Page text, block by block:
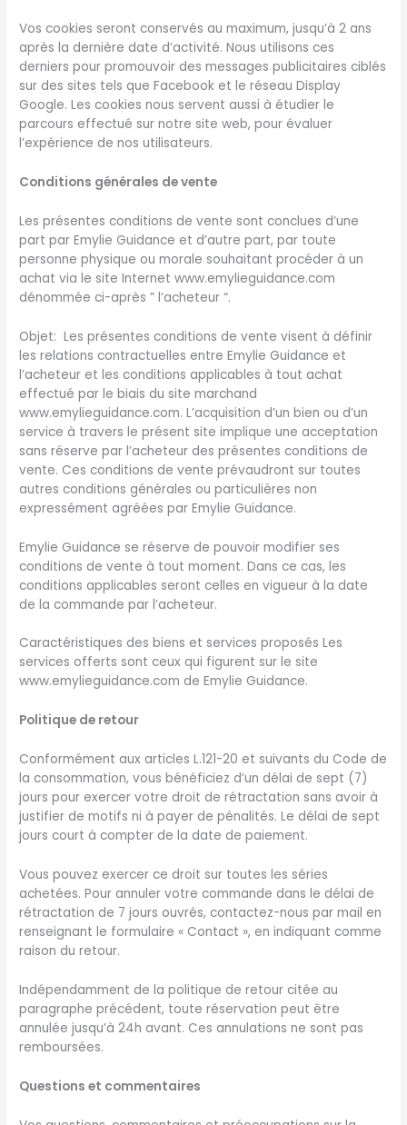
Vos cookies seront conservés au maximum, jusqu’à 2 ans
après la dernière date d’activité. Nous utilisons ces
derniers pour promouvoir des messages publicitaires ciblés
sur des sites tels que Facebook et le réseau Display
Google. Les cookies nous servent aussi à étudier le
parcours effectué sur notre site web, pour évaluer
l’expérience de nos utilisateurs.
Conditions générales de vente
Les présentes conditions de vente sont conclues d’une
part par Emylie Guidance et d’autre part, par toute
personne physique ou morale souhaitant procéder à un
achat via le site Internet www.emylieguidance.com
dénommée ci-après ” l’acheteur “.
Objet: Les présentes conditions de vente visent à définir
les relations contractuelles entre Emylie Guidance et
l’acheteur et les conditions applicables à tout achat
effectué par le biais du site marchand
www.emylieguidance.com. L’acquisition d’un bien ou d’un
service à travers le présent site implique une acceptation
sans réserve par l’acheteur des présentes conditions de
vente. Ces conditions de vente prévaudront sur toutes
autres conditions générales ou particulières non
expressément agréées par Emylie Guidance.
Emylie Guidance se réserve de pouvoir modifier ses
conditions de vente à tout moment. Dans ce cas, les
conditions applicables seront celles en vigueur à la date
de la commande par l’acheteur.
Caractéristiques des biens et services proposés Les
services offerts sont ceux qui figurent sur le site
www.emylieguidance.com de Emylie Guidance.
Politique de retour
Conformément aux articles L.121-20 et suivants du Code de
la consommation, vous bénéficiez d’un délai de sept (7)
jours pour exercer votre droit de rétractation sans avoir à
justifier de motifs ni à payer de pénalités. Le délai de sept
jours court à compter de la date de paiement.
Vous pouvez exercer ce droit sur toutes les séries
achetées. Pour annuler votre commande dans le délai de
rétractation de 7 jours ouvrés, contactez-nous par mail en
renseignant le formulaire « Contact », en indiquant comme
raison du retour.
Indépendamment de la politique de retour citée au
paragraphe précédent, toute réservation peut être
annulée jusqu’à 24h avant. Ces annulations ne sont pas
remboursées.
Questions et commentaires